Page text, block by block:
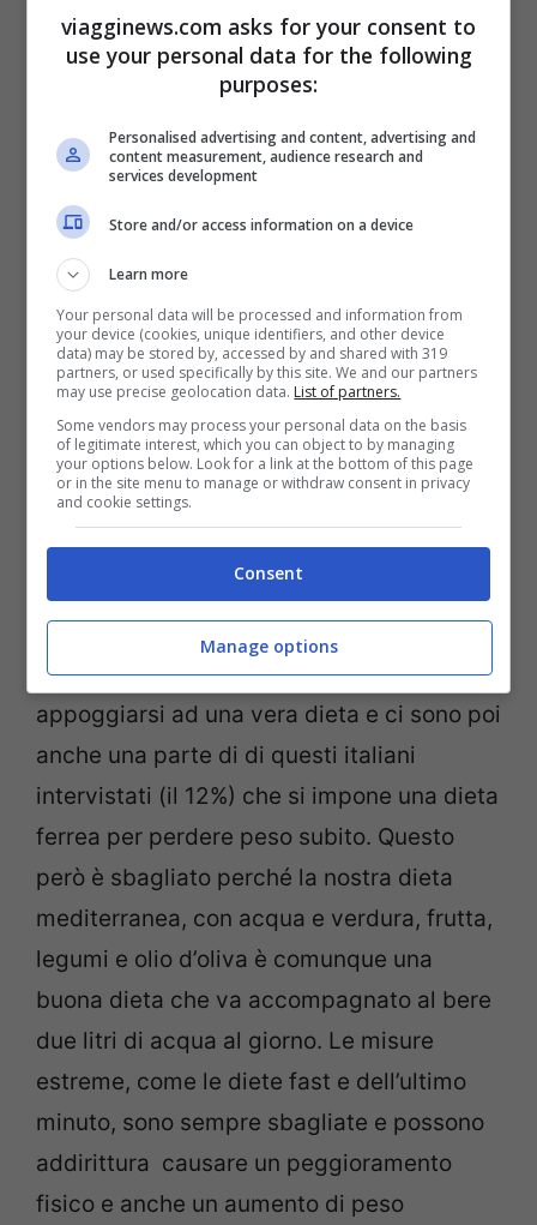
depressione, sconforto, ansia e la zona
che da maggiormente preoccupazioni per
girovita.
L’investimento sul corpo che ogni giorno
moltissimi italiani fanno è sempre più forte
e sempre più acuto. Nella società odierna il
mancato raggiungimento di determinati
standard di adeguatezza, almeno
presunta, possono crearesensazione di
insoddisfazionee la differenza tra come si
vorrebbe essere e come invece si è può
causaredanni all’autostima. Così sono
tantissimi gli italiani che fanno attività
fisica in casa o al parco, cercano di bere e
mangiare sano dall’oggi al domani senza
appoggiarsi ad una vera dieta e ci sono poi
anche una parte di di questi italiani
intervistati (il 12%) che si impone una dieta
ferrea per perdere peso subito. Questo
però è sbagliato perché la nostra dieta
mediterranea, con acqua e verdura, frutta,
legumi e olio d’oliva è comunque una
buona dieta che va accompagnato al bere
due litri di acqua al giorno. Le misure
estreme, come le diete fast e dell’ultimo
minuto, sono sempre sbagliate e possono
addirittura causare un peggioramento
fisico e anche un aumento di peso
viagginews.com asks for your consent to
use your personal data for the following
purposes:
Personalised advertising and content, advertising and
content measurement, audience research and
services development
Store and/or access information on a device
Learn more
Your personal data will be processed and information from
your device (cookies, unique identifiers, and other device
data) may be stored by, accessed by and shared with 319
partners, or used specifically by this site. We and our partners
may use precise geolocation data. List of partners.
Some vendors may process your personal data on the basis
of legitimate interest, which you can object to by managing
your options below. Look for a link at the bottom of this page
or in the site menu to manage or withdraw consent in privacy
and cookie settings.
Consent
Manage options